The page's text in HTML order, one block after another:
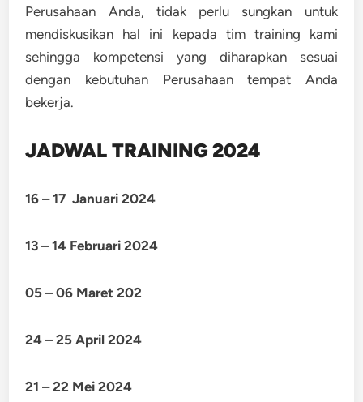
Perusahaan Anda, tidak perlu sungkan untuk
mendiskusikan hal ini kepada tim training kami
sehingga kompetensi yang diharapkan sesuai
dengan kebutuhan Perusahaan tempat Anda
bekerja.
JADWAL TRAINING 2024
16 – 17 Januari 2024
13 – 14 Februari 2024
05 – 06 Maret 202
24 – 25 April 2024
21 – 22 Mei 2024